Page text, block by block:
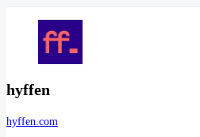
hyffen
hyffen.com